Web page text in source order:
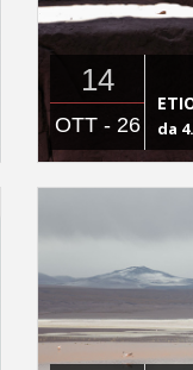
14
OTT - 26 da